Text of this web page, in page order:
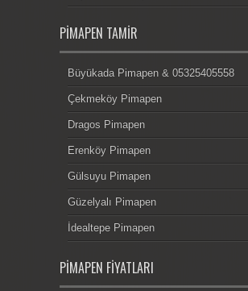
PIMAPEN TAMIR
Büyükada Pimapen & 05325405558
Çekmeköy Pimapen
Dragos Pimapen
Erenköy Pimapen
Gülsuyu Pimapen
Güzelyalı Pimapen
İdealtepe Pimapen
PIMAPEN FIYATLARI